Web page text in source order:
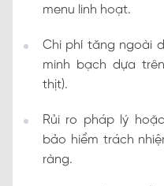
menu linh hoạt.
Chi phí tăng ngoài
minh bạch dựa
thịt).
Rủi ro pháp lý
bảo hiểm trách
ràng.